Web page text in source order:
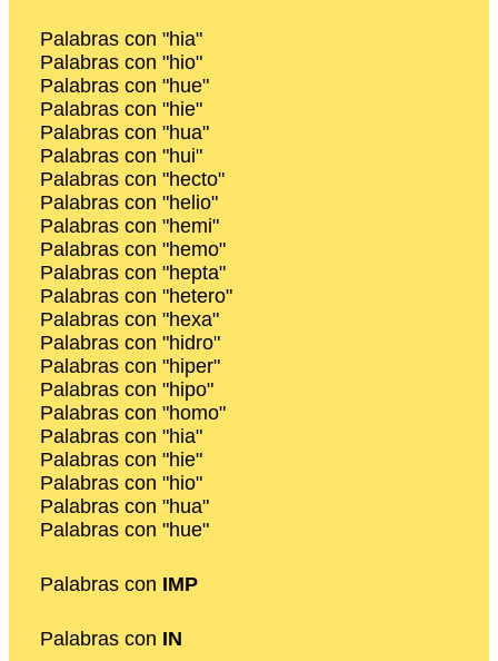
Palabras con "hia"
Palabras con "hio"
Palabras con "hue"
Palabras con "hie"
Palabras con "hua"
Palabras con "hui"
Palabras con "hecto"
Palabras con "helio"
Palabras con "hemi"
Palabras con "hemo"
Palabras con "hepta"
Palabras con "hetero"
Palabras con "hexa"
Palabras con "hidro"
Palabras con "hiper"
Palabras con "hipo"
Palabras con "homo"
Palabras con "hia"
Palabras con "hie"
Palabras con "hio"
Palabras con "hua"
Palabras con "hue"
Palabras con IMP
Palabras con IN